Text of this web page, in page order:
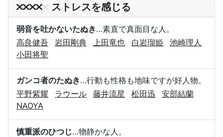
ストレスを感じる
弱音を吐かないたぬき…素直で真面目な人。
高良健吾
岩田剛典 上田竜也 白岩瑠姫
池崎理人
小田将聖
ガンコ者のたぬき…行動も性格も地味ですが好人物。
平野紫耀
ラウール 藤井流星 松田迅
安部結蘭
NAOYA
慎重派のひつじ…物静かな人。